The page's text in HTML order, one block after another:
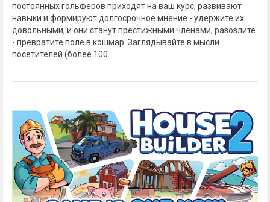
постоянных гольферов приходят на ваш курс, развивают
навыки и формируют долгосрочное мнение - удержите их
довольными, и они станут престижными членами, разозлите
- превратите поле в кошмар. Заглядывайте в мысли
посетителей (более 100